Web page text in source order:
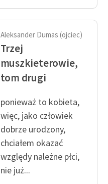
Aleksander Dumas (ojciec)
Trzej
muszkieterowie,
tom drugi
ponieważ to kobieta,
więc, jako człowiek
dobrze urodzony,
chciałem okazać
względy należne płci,
nie już...